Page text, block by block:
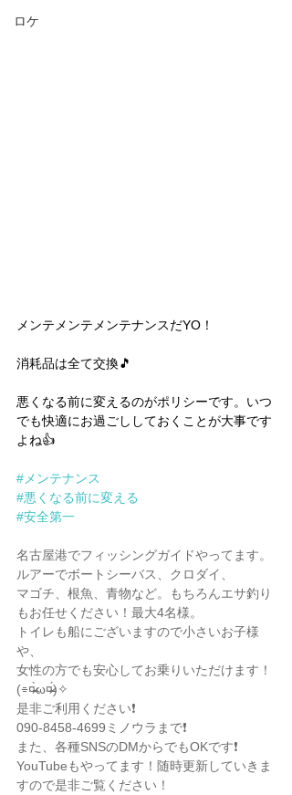
ロケ
メンテメンテメンテナンスだYO！
消耗品は全て交換🎵
悪くなる前に変えるのがポリシーです。いつ
でも快適にお過ごししておくことが大事です
よね👍
#メンテナンス
#悪くなる前に変える
#安全第一
名古屋港でフィッシングガイドやってます。
ルアーでボートシーバス、クロダイ、
マゴチ、根魚、青物など。もちろんエサ釣り
もお任せください！最大4名様。
トイレも船にございますので小さいお子様
や、
女性の方でも安心してお乗りいただけます！
(⌯︎¤̴̶̷̀ω¤̴̶̷́)✧︎
是非ご利用ください❗️
090-8458-4699ミノウラまで❗️
また、各種SNSのDMからでもOKです❗️
YouTubeもやってます！随時更新していきま
すので是非ご覧ください！